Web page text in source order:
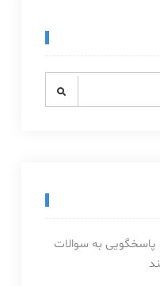
پاسخگویی به سوالات